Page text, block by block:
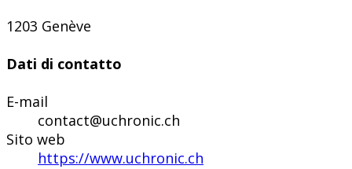
1203 Genève
Dati di contatto
E-mail
contact@uchronic.ch
Sito web
https://www.uchronic.ch